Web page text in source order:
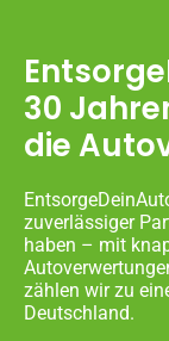
30
die
zuverlässiger
haben – mit
zählen wir zu
Deutschland.